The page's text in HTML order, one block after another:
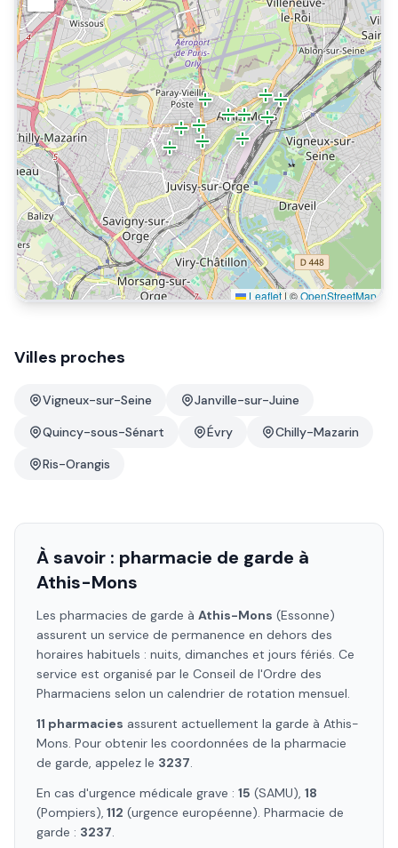
Leaflet |©OpenStreetMap
Villes proches
Vigneux-sur-Seine
Janville-sur-Juine
Quincy-sous-Sénart
Évry
Chilly-Mazarin
Ris-Orangis
À savoir : pharmacie de garde à
Athis-Mons
Les pharmacies de garde à Athis-Mons (Essonne)
assurent un service de permanence en dehors des
horaires habituels : nuits, dimanches et jours fériés. Ce
service est organisé par le Conseil de l'Ordre des
Pharmaciens selon un calendrier de rotation mensuel.
11 pharmacies assurent actuellement la garde à Athis-
Mons. Pour obtenir les coordonnées de la pharmacie
de garde, appelez le 3237.
En cas d'urgence médicale grave : 15 (SAMU), 18
(Pompiers), 112 (urgence européenne). Pharmacie de
garde : 3237.